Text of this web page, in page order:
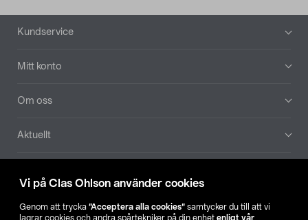
Vi på Clas Ohlson använder cookies
Genom att trycka ”Acceptera alla cookies” samtycker du till att vi
lagrar cookies och andra spårtekniker på din enhet enligt vår
Sidfot
Kundservice
Mitt konto
Om oss
Aktuellt
Hitta butik